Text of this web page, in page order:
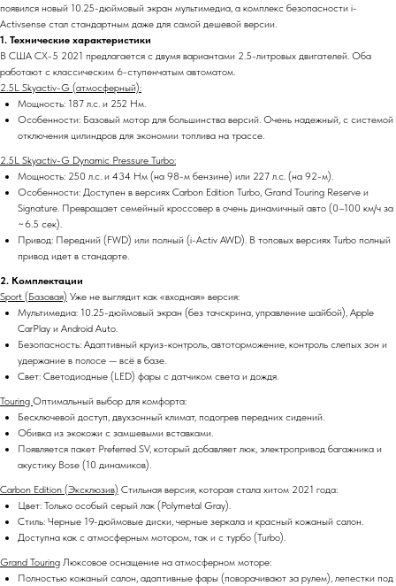
появился новый 10.25-дюймовый экран мультимедиа, а комплекс безопасности i-
Activsense стал стандартным даже для самой дешевой версии.
1. Технические характеристики
В США CX-5 2021 предлагается с двумя вариантами 2.5-литровых двигателей. Оба
работают с классическим 6-ступенчатым автоматом.
2.5L Skyactiv-G (атмосферный):
Мощность: 187 л.с. и 252 Нм.
Особенности: Базовый мотор для большинства версий. Очень надежный, с системой
отключения цилиндров для экономии топлива на трассе.
2.5L Skyactiv-G Dynamic Pressure Turbo:
Мощность: 250 л.с. и 434 Нм (на 98-м бензине) или 227 л.с. (на 92-м).
Особенности: Доступен в версиях Carbon Edition Turbo, Grand Touring Reserve и
Signature. Превращает семейный кроссовер в очень динамичный авто (0–100 км/ч за
~6.5 сек).
Привод: Передний (FWD) или полный (i-Activ AWD). В топовых версиях Turbo полный
привод идет в стандарте.
2. Комплектации
Sport (Базовая) Уже не выглядит как «входная» версия:
Мультимедиа: 10.25-дюймовый экран (без тачскрина, управление шайбой), Apple
CarPlay и Android Auto.
Безопасность: Адаптивный круиз-контроль, автоторможение, контроль слепых зон и
удержание в полосе — всё в базе.
Свет: Светодиодные (LED) фары с датчиком света и дождя.
Touring Оптимальный выбор для комфорта:
Бесключевой доступ, двухзонный климат, подогрев передних сидений.
Обивка из экокожи с замшевыми вставками.
Появляется пакет Preferred SV, который добавляет люк, электропривод багажника и
акустику Bose (10 динамиков).
Carbon Edition (Эксклюзив) Стильная версия, которая стала хитом 2021 года:
Цвет: Только особый серый лак (Polymetal Gray).
Стиль: Черные 19-дюймовые диски, черные зеркала и красный кожаный салон.
Доступна как с атмосферным мотором, так и с турбо (Turbo).
Grand Touring Люксовое оснащение на атмосферном моторе:
Полностью кожаный салон, адаптивные фары (поворачивают за рулем), лепестки под